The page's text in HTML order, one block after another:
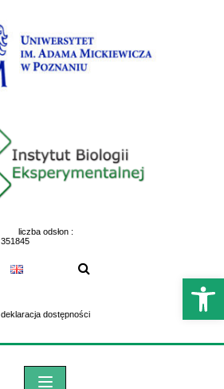
liczba odsłon :
351845
deklaracja dostępności